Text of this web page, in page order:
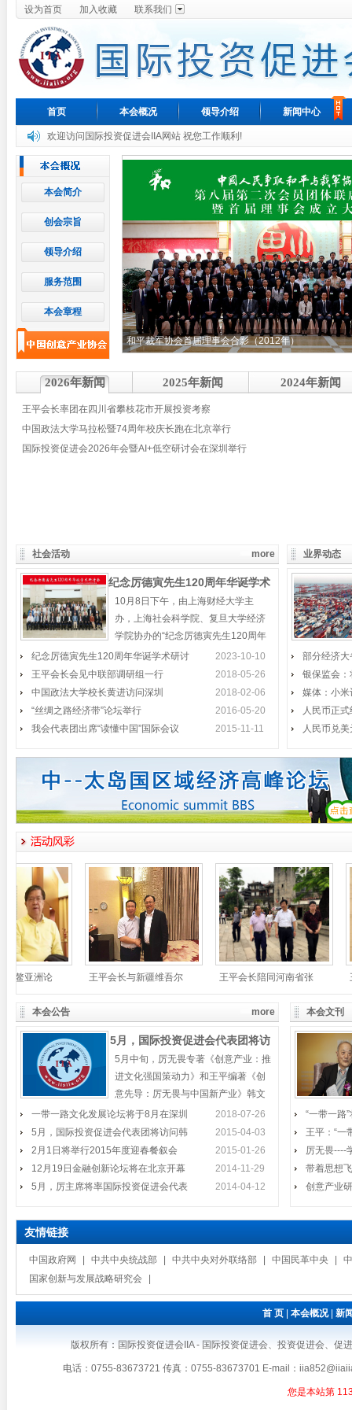
设为首页 加入收藏 联系我们
首页 本会概况 领导介绍 新闻中心
欢迎访问国际投资促进会IIA网站 祝您工作顺利!
本会简介
创会宗旨
领导介绍
服务范围
本会章程
和平裁军协会首届理事会合影（2012年）
2026年新闻 2025年新闻 2024年新闻
王平会长率团在四川省攀枝花市开展投资考察
中国政法大学马拉松暨74周年校庆长跑在北京举行
国际投资促进会2026年会暨AI+低空研讨会在深圳举行
社会活动 more
纪念厉德寅先生120周年华诞学术
研讨会在上海举行
10月8日下午，由上海财经大学主
办，上海社会科学院、复旦大学经济
学院协办的“纪念厉德寅先生120周年
华诞学术研讨会”，在
“丝绸之路经济带”论坛举行
“丝绸之路经济带”核心区产业发展论坛
在新疆昌吉州举行，昌吉州常务副州
长李铁明、中国政法大学副校长时建
中、国际投资促进会会
我会代表团出席“读懂中国”国际
“读懂中国
国际投资促进会代表团访问惠州
2015年7月30日，国际投资促进
王平会见全罗政务副知事
5月14日，以王平会长为首的国际
投资促进会访韩
《创意产业》《创意先导》韩文
版首发
5月13日下午，第十一届中国人民
政治协商会议副
副主席、国际投
问澳大利亚并会见黄金海岸市長
Tom Tate
厉无畏出席全国名牌颁奖礼
厉主席、王会长出席资本发展研
10月24日下午，中国金融改革与
《创意先导》《启功图传》首发式
暨启功书画和鸿远艺术馆馆藏珍
2023-10-10
纪念厉德寅先生120周年华诞学术研讨
2018-05-26
王平会长会见中联部调研组一行
2018-02-06
中国政法大学校长黄进访问深圳
2016-05-20
“丝绸之路经济带”论坛举行
2015-11-11
我会代表团出席“读懂中国”国际会议
业界动态
部分经济
银保监会
媒体：小
人民币正
人民币兑
本会公告 more
5月，国际投资促进会代表团将访
问韩国
5月中旬，厉无畏专著《创意产业：推
进文化强国策动力》和王平编著《创
意先导：厉无畏与中国新产业》韩文
版将在韩国西江大学举行
2月1日将举行2015年度迎春餐叙
会
国际投资促进会在深圳会员将举行
2015年度迎春餐叙会时间：2015年2
月1日（周日）中午11:30开始地点：
深圳市福田区
12月19日金融创新论坛将在北京
5月，厉主席将率国际投资促进会
2014年第十届中国（深圳）国际
文化产业博览交
我会代表团将在东京受到温总理
本，并出席在东京举行的第三届中日
2018-07-26
一带一路文化发展论坛将于8月在深圳
2015-04-03
5月，国际投资促进会代表团将访问韩
2015-01-26
2月1日将举行2015年度迎春餐叙会
2014-11-29
12月19日金融创新论坛将在北京开幕
2014-04-12
5月，厉主席将率国际投资促进会代表
本会文刊
“一带一路
王平：“一
厉无畏----
带着思想
创意产业
友情链接
中国政府网 中共中央统战部 中共中央对外联络部 中国民革中央
国家创新与发展战略研究会
首 页 本会概况| 新
版权所有：国际投资促进会IIA - 国际投资促进会、投资促进会、
电话：0755-83673721 传真：0755-83673701 E-mail：
您是本站第